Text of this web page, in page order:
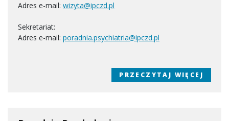
Adres e-mail: wizyta@ipczd.pl
Sekretariat:
Adres e-mail: poradnia.psychiatria@ipczd.pl
PRZECZYTAJ WIĘCEJ